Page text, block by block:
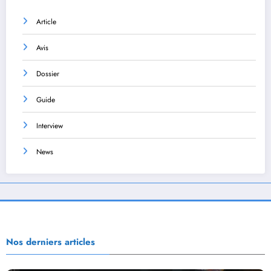
Article
Avis
Dossier
Guide
Interview
News
Nos derniers articles